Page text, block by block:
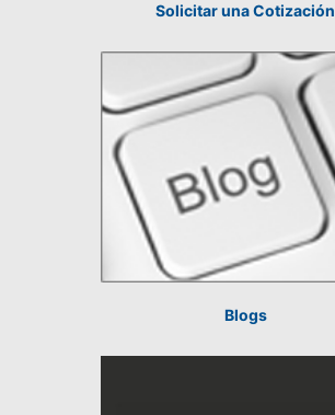
Solicitar una Cotización
Blogs